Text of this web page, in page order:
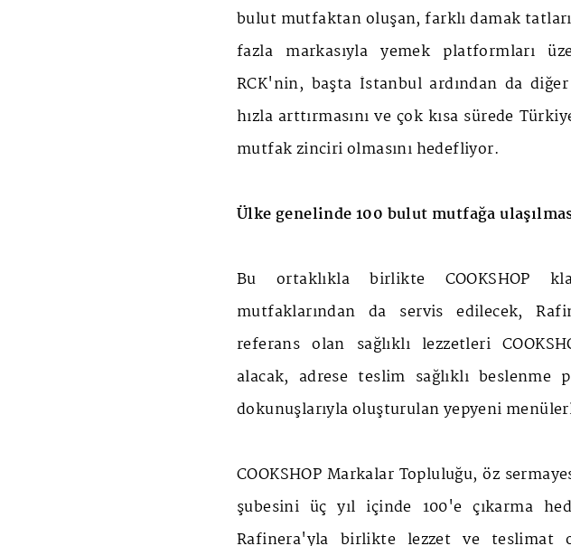
bulut mutfaktan oluşan, farklı damak
fazla markasıyla yemek platformları
RCK'nin, başta İstanbul ardından da diğer
hızla arttırmasını ve çok kısa sürede
mutfak zinciri olmasını hedefliyor.
Ülke genelinde 100 bulut mutfağa
Bu ortaklıkla birlikte COOKSHOP
mutfaklarından da servis edilecek,
referans olan sağlıklı lezzetleri
alacak, adrese teslim sağlıklı beslenme
dokunuşlarıyla oluşturulan yepyeni
COOKSHOP Markalar Topluluğu, öz
şubesini üç yıl içinde 100'e çıkarma
Rafinera'yla birlikte lezzet ve teslimat